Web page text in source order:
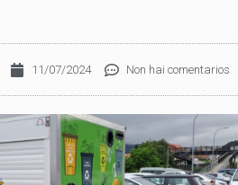
11/07/2024 Non hai comentarios